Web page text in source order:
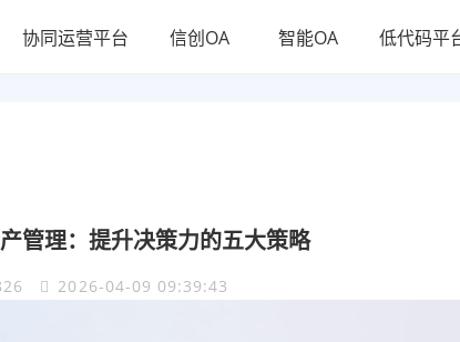
协同运营平台 信创OA 智能OA 低代码平
管理：提升决策力的五大策略
2026-04-09 09:39:43